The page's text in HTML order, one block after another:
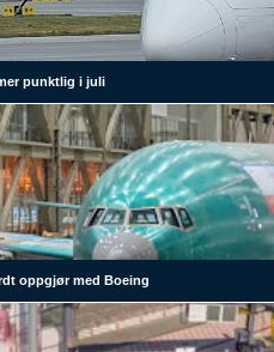
punktlig i juli
oppgjør med Boeing